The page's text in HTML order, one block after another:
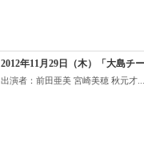
2012年11月29日（木）「大島チ
出演者：前田亜美 宮崎美穂 秋元才...